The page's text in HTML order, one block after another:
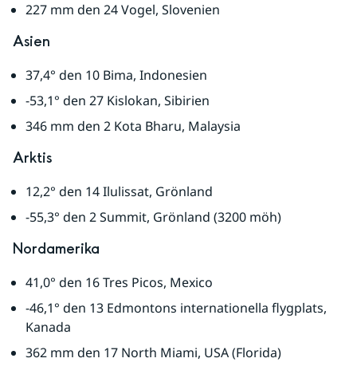
227 mm den 24 Vogel, Slovenien
Asien
37,4° den 10 Bima, Indonesien
-53,1° den 27 Kislokan, Sibirien
346 mm den 2 Kota Bharu, Malaysia
Arktis
12,2° den 14 Ilulissat, Grönland
-55,3° den 2 Summit, Grönland (3200 möh)
Nordamerika
41,0° den 16 Tres Picos, Mexico
-46,1° den 13 Edmontons internationella flygplats,
Kanada
362 mm den 17 North Miami, USA (Florida)